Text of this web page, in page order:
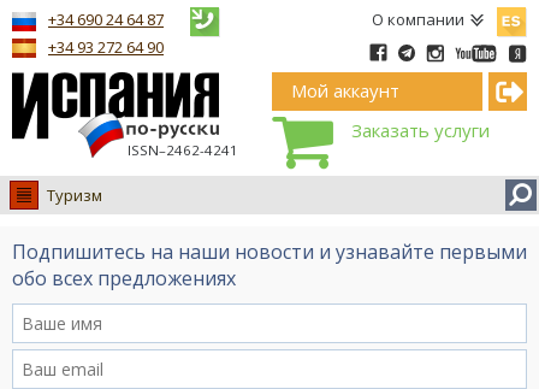
О компании
ISSN–2462-4241
+34 690 24 64 87
+34 93 272 64 90
Мой аккаунт
Заказать услуги
Испания
Иммиграция
Лечение
Недвижимость
Туризм
Подпишитесь на наши новости и узнавайте первыми
обо всех предложениях